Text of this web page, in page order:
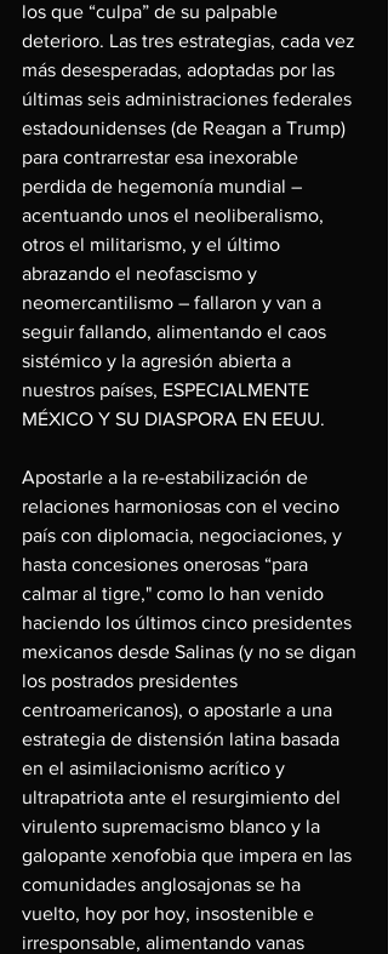
los que “culpa” de su palpable
deterioro. Las tres estrategias, cada vez
más desesperadas, adoptadas por las
últimas seis administraciones federales
estadounidenses (de Reagan a Trump)
para contrarrestar esa inexorable
perdida de hegemonía mundial –
acentuando unos el neoliberalismo,
otros el militarismo, y el último
abrazando el neofascismo y
neomercantilismo – fallaron y van a
seguir fallando, alimentando el caos
sistémico y la agresión abierta a
nuestros países, ESPECIALMENTE
MÉXICO Y SU DIASPORA EN EEUU.
Apostarle a la re-estabilización de
relaciones harmoniosas con el vecino
país con diplomacia, negociaciones, y
hasta concesiones onerosas “para
calmar al tigre," como lo han venido
haciendo los últimos cinco presidentes
mexicanos desde Salinas (y no se digan
los postrados presidentes
centroamericanos), o apostarle a una
estrategia de distensión latina basada
en el asimilacionismo acrítico y
ultrapatriota ante el resurgimiento del
virulento supremacismo blanco y la
galopante xenofobia que impera en las
comunidades anglosajonas se ha
vuelto, hoy por hoy, insostenible e
irresponsable, alimentando vanas